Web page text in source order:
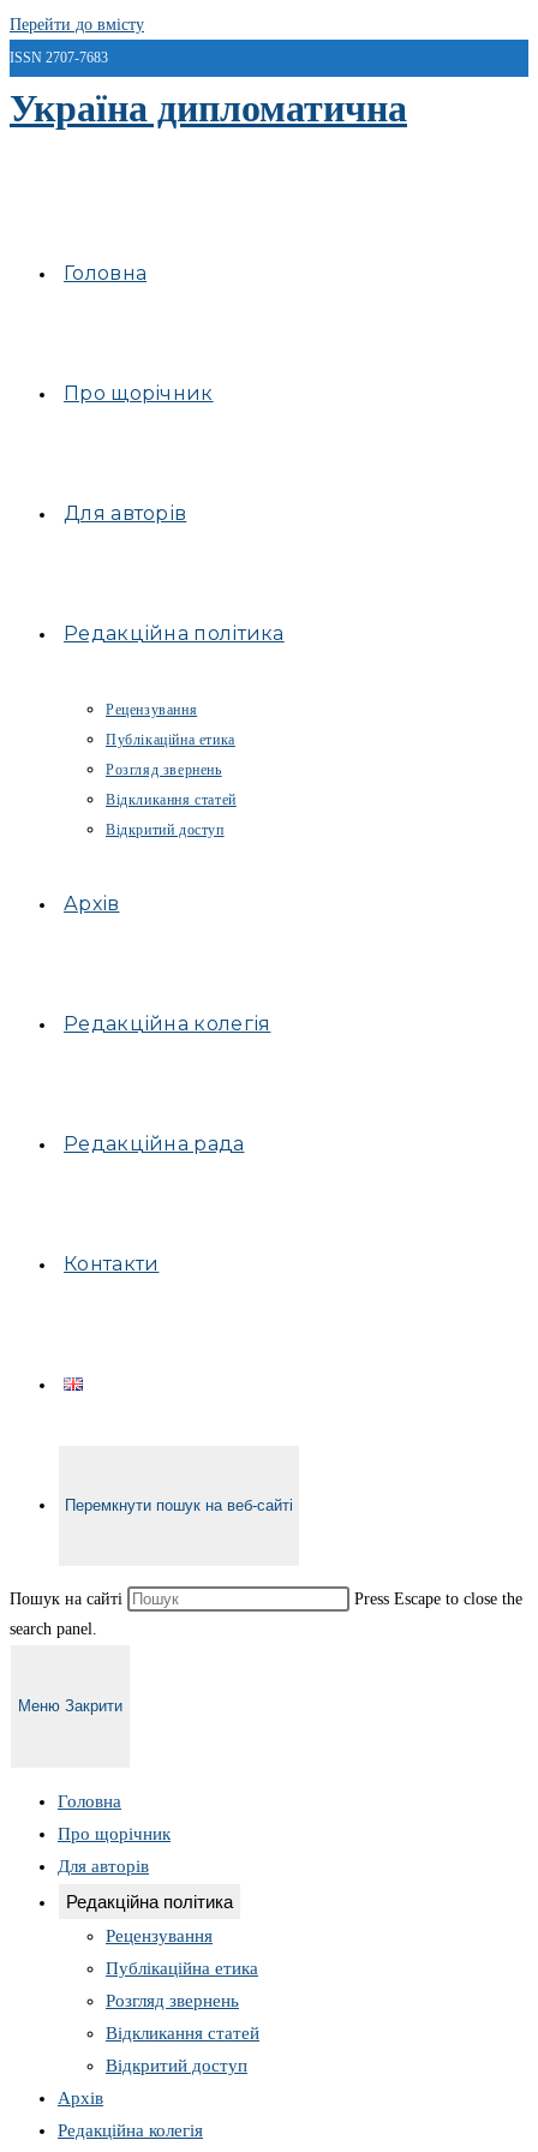
Перейти до вмісту
ISSN 2707-7683
Україна дипломатична
Головна
Про щорічник
Для авторів
Редакційна політика
Рецензування
Публікаційна етика
Розгляд звернень
Відкликання статей
Відкритий доступ
Архів
Редакційна колегія
Редакційна рада
Контакти
Перемкнути пошук на веб-сайті
Пошук на сайті
Press Escape to close the
search panel.
Меню Закрити
Головна
Про щорічник
Для авторів
Редакційна політика
Рецензування
Публікаційна етика
Розгляд звернень
Відкликання статей
Відкритий доступ
Архів
Редакційна колегія